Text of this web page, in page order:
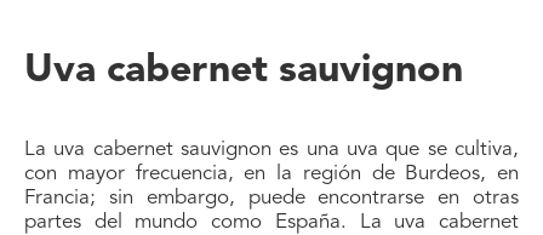
Uva cabernet sauvignon
La uva cabernet sauvignon es una uva que se cultiva,
con mayor frecuencia, en la región de Burdeos, en
Francia; sin embargo, puede encontrarse en otras
partes del mundo como España. La uva cabernet